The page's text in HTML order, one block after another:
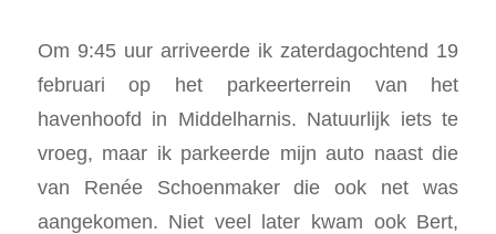
Om 9:45 uur arriveerde ik zaterdagochtend 19
februari op het parkeerterrein van het
havenhoofd in Middelharnis. Natuurlijk iets te
vroeg, maar ik parkeerde mijn auto naast die
van Renée Schoenmaker die ook net was
aangekomen. Niet veel later kwam ook Bert,